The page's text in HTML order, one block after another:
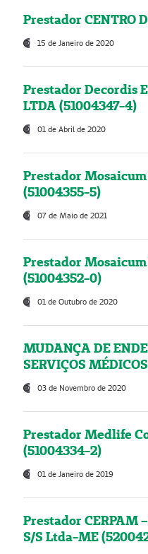
Prestador CENTRO
15 de Janeiro de 2020
Prestador Decordis
LTDA (51004347-4)
01 de Abril de 2020
Prestador
(51004355-5)
07 de Maio de 2021
Prestador
(51004352-0)
01 de Outubro de 2020
MUDANÇA DE
SERVIÇOS
03 de Novembro de 2020
Prestador Medlife
(51004334-2)
01 de Janeiro de 2019
Prestador CERPAM
S/S Ltda-ME